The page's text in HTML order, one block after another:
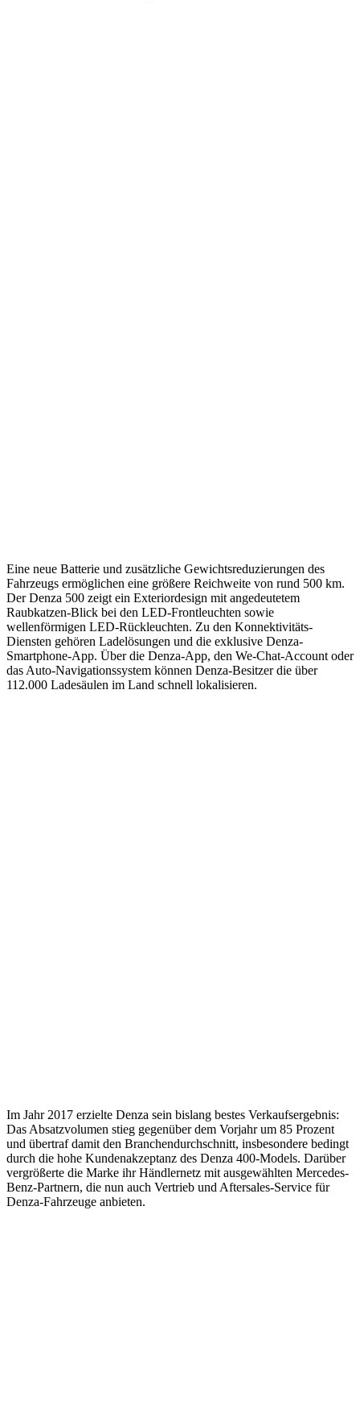
Eine neue Batterie und zusätzliche Gewichtsreduzierungen des
Fahrzeugs ermöglichen eine größere Reichweite von rund 500 km.
Der Denza 500 zeigt ein Exteriordesign mit angedeutetem
Raubkatzen-Blick bei den LED-Frontleuchten sowie
wellenförmigen LED-Rückleuchten. Zu den Konnektivitäts-
Diensten gehören Ladelösungen und die exklusive Denza-
Smartphone-App. Über die Denza-App, den We-Chat-Account oder
das Auto-Navigationssystem können Denza-Besitzer die über
112.000 Ladesäulen im Land schnell lokalisieren.
Im Jahr 2017 erzielte Denza sein bislang bestes Verkaufsergebnis:
Das Absatzvolumen stieg gegenüber dem Vorjahr um 85 Prozent
und übertraf damit den Branchendurchschnitt, insbesondere bedingt
durch die hohe Kundenakzeptanz des Denza 400-Models. Darüber
vergrößerte die Marke ihr Händlernetz mit ausgewählten Mercedes-
Benz-Partnern, die nun auch Vertrieb und Aftersales-Service für
Denza-Fahrzeuge anbieten.